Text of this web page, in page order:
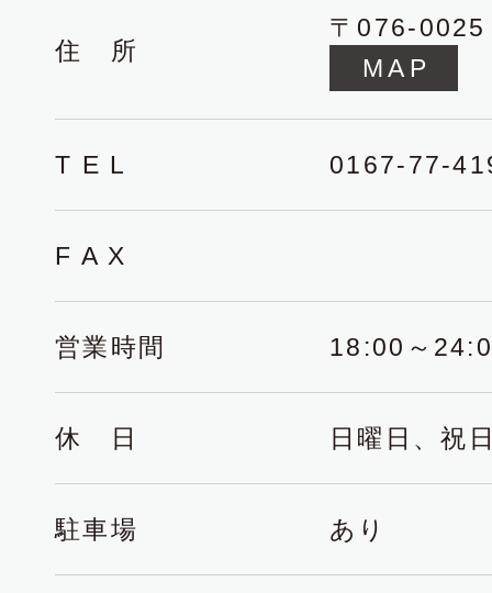
住 所
〒076-
MAP
T E L 0167-77-
F A X
営業時間 18:00～
休 日 日曜日、祝
駐車場 あり